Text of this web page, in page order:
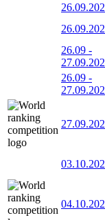
26.09 -
26.09 -